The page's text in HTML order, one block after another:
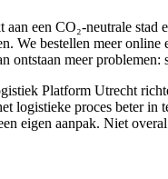
een CO₂-neutrale
We bestellen meer
ontstaan meer
Platform Utrecht
logistieke proces beter in
eigen aanpak. Niet